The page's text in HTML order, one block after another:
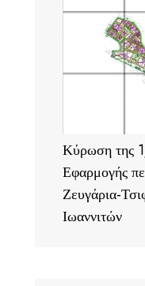
Κύρωση της
Εφαρμογής
Ζευγάρια-
Ιωαννιτών